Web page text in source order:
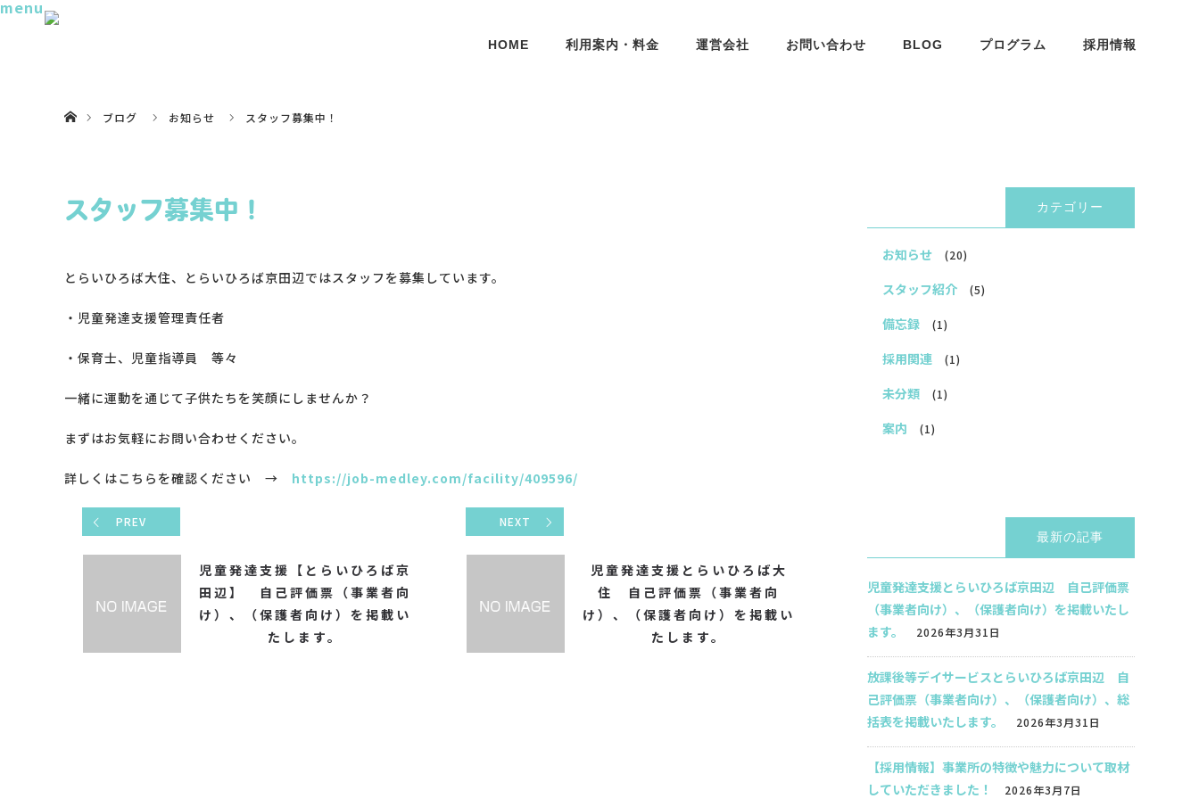
menu
HOME 利用案内・料金 運営会社 お問い合わせ BLOG プログラム 採用情報
ブログ
お知らせ スタッフ募集中！
スタッフ募集中！
とらいひろば大住、とらいひろば京田辺ではスタッフを募集しています。
・児童発達支援管理責任者
・保育士、児童指導員 等々
一緒に運動を通じて子供たちを笑顔にしませんか？
まずはお気軽にお問い合わせください。
詳しくはこちらを確認ください → https://job-medley.com/facility/409596/
PREV
児童発達支援【とらいひろば京
田辺】 自己評価票（事業者向
け）、（保護者向け）を掲載い
たします。
NEXT
児童発達支援とらいひろば大
住 自己評価票（事業者向
け）、（保護者向け）を掲載い
たします。
カテゴリー
お知らせ (20)
スタッフ紹介 (5)
備忘録 (1)
採用関連 (1)
未分類 (1)
案内 (1)
最新の記事
児童発達支援とらいひろば京田辺 自己評価票
（事業者向け）、（保護者向け）を掲載いたし
ます。
2026年3月31日
放課後等デイサービスとらいひろば京田辺 自
己評価票（事業者向け）、（保護者向け）、総
括表を掲載いたします。
2026年3月31日
【採用情報】事業所の特徴や魅力について取材
していただきました！
2026年3月7日